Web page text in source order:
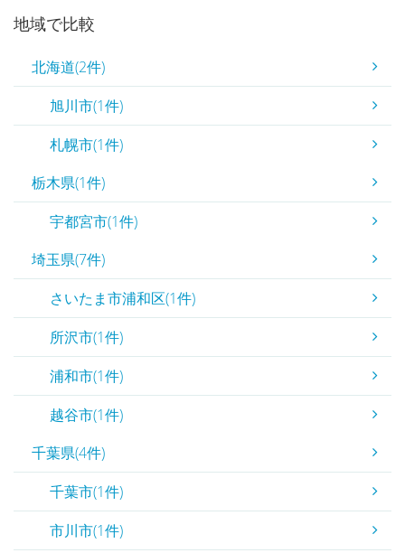
地域で比較
北海道(2件)
旭川市(1件)
札幌市(1件)
栃木県(1件)
宇都宮市(1件)
埼玉県(7件)
さいたま市浦和区(1件)
所沢市(1件)
浦和市(1件)
越谷市(1件)
千葉県(4件)
千葉市(1件)
市川市(1件)